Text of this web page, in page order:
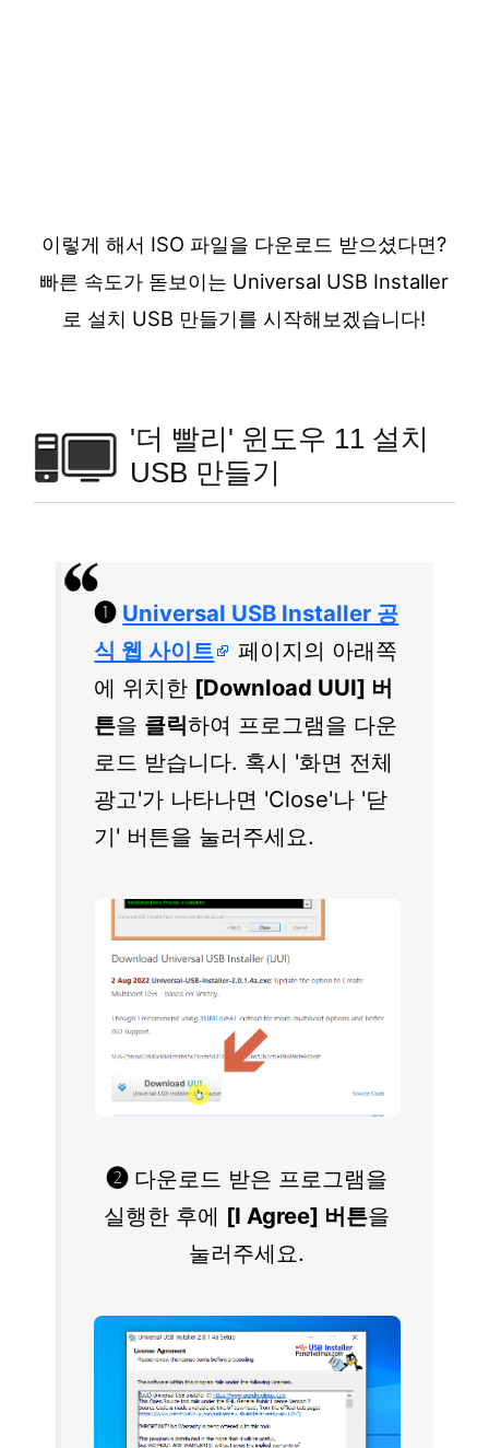
이렇게 해서 ISO 파일을 다운로드 받으셨다면?
빠른 속도가 돋보이는 Universal USB Installer
로 설치 USB 만들기를 시작해보겠습니다!
'더 빨리' 윈도우 11 설치
USB 만들기
❶ Universal USB Installer 공
식 웹 사이트
페이지의 아래쪽
에 위치한 [Download UUI] 버
튼을 클릭하여 프로그램을 다운
로드 받습니다. 혹시 '화면 전체
광고'가 나타나면 'Close'나 '닫
기' 버튼을 눌러주세요.
❷다운로드 받은 프로그램을
실행한 후에 [I Agree] 버튼을
눌러주세요.